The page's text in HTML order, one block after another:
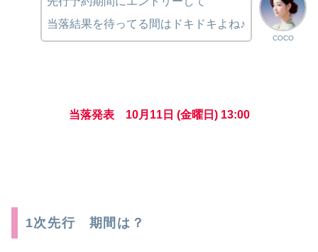
COCO
当落結果を待ってる間はドキドキよね♪
当落発表 10月11日 (金曜日) 13:00
1次先行 期間は？